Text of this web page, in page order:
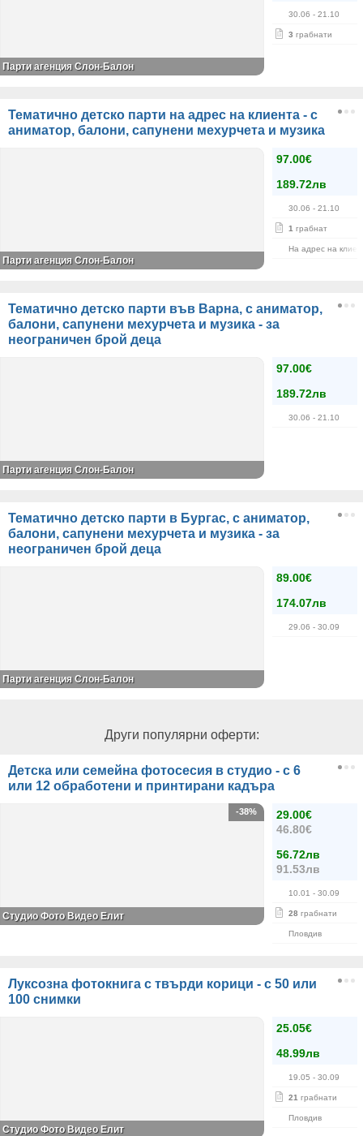
30.06 - 21.10
3 грабнати
Парти агенция Слон-Балон
Тематично детско парти на адрес на клиента - с
аниматор, балони, сапунени мехурчета и музика
97.00€
189.72лв
30.06 - 21.10
1 грабнат
На адрес на
Парти агенция Слон-Балон
Тематично детско парти във Варна, с аниматор,
балони, сапунени мехурчета и музика - за
неограничен брой деца
97.00€
189.72лв
30.06 - 21.10
Парти агенция Слон-Балон
Тематично детско парти в Бургас, с аниматор,
балони, сапунени мехурчета и музика - за
неограничен брой деца
89.00€
174.07лв
29.06 - 30.09
Парти агенция Слон-Балон
Други популярни оферти:
Детска или семейна фотосесия в студио - с 6
или 12 обработени и принтирани кадъра
29.00€
46.80€
56.72лв
91.53лв
10.01 - 30.09
28 грабнати
Пловдив
-38%
Студио Фото Видео Елит
Луксозна фотокнига с твърди корици - с 50 или
100 снимки
25.05€
48.99лв
19.05 - 30.09
21 грабнати
Пловдив
Студио Фото Видео Елит